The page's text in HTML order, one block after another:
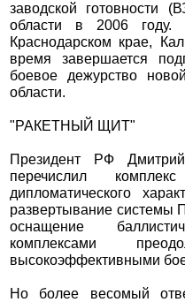
заводской готовности
области в 2006
Краснодарском крае,
время завершается
боевое дежурство
области.
"РАКЕТНЫЙ ЩИТ"
Президент РФ
перечислил
дипломатического
развертывание системы
оснащение
комплексами
высокоэффективными
Но более весомый